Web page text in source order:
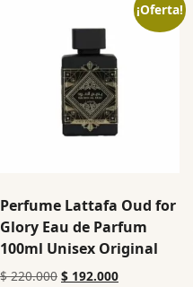
¡Oferta!
Perfume Lattafa Oud for
Glory Eau de Parfum
100ml Unisex Original
$220.000 $ 192.000